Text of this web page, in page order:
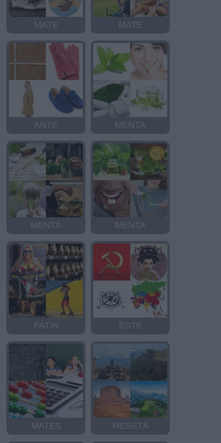
MATE MATE
ANTE MENTA
MENTA MENTA
PATIN ESTE
MATES MESETA